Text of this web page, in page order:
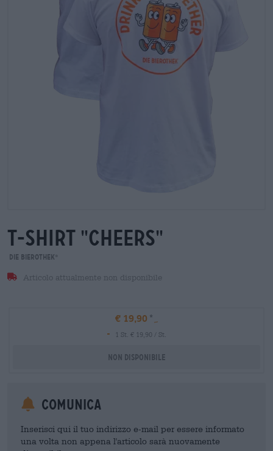
t-shirt "cheers"
Die Bierothek
Articolo attualmente non disponibile
€ 19,90
-
1 St. € 19,90 / St.
Non disponibile
Comunica
Inserisci qui il tuo indirizzo e-mail per essere informato
una volta non appena l'articolo sarà nuovamente